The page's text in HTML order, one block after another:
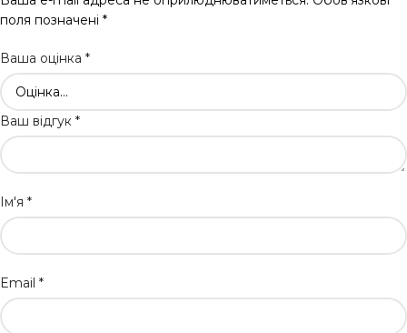
поля позначені *
Ваша оцінка *
Ваш відгук *
Ім'я *
Email *